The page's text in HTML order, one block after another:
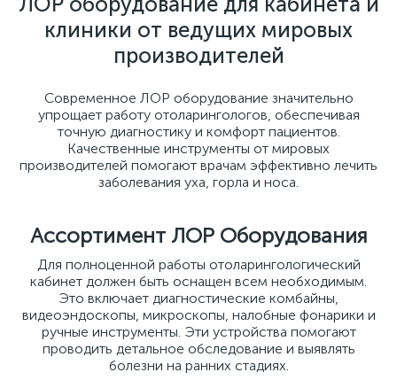
клиники от ведущих мировых
производителей
Современное ЛОР оборудование значительно
упрощает работу отоларингологов, обеспечивая
точную диагностику и комфорт пациентов.
Качественные инструменты от мировых
производителей помогают врачам эффективно лечить
заболевания уха, горла и носа.
Ассортимент ЛОР Оборудования
Для полноценной работы отоларингологический
кабинет должен быть оснащен всем необходимым.
Это включает диагностические комбайны,
видеоэндоскопы, микроскопы, налобные фонарики и
ручные инструменты. Эти устройства помогают
проводить детальное обследование и выявлять
болезни на ранних стадиях.